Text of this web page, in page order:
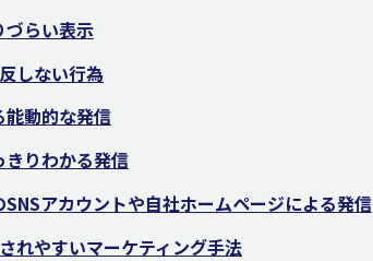
づらい表示
しない行為
動的な発信
きりわかる発信
アカウントや自社ホームページによる発信
れやすいマーケティング手法